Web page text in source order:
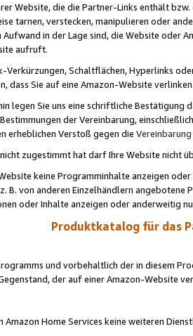
Website, die die Partner-Links enthält
tarnen, verstecken, manipulieren oder
in der Lage sind, die Website oder
aufruft.
Verkürzungen, Schaltflächen, Hyperlinks
dass Sie auf eine Amazon-Website
legen Sie uns eine schriftliche
der Vereinbarung,
erheblichen Verstoß gegen die Vereinbarung
zugestimmt hat darf Ihre Website nicht
keine Programminhalte anzeigen
B. von anderen Einzelhändlern
oder Inhalte anzeigen oder anderweitig
Produktkatalog für das
und vorbehaltlich der in diesem
der auf einer Amazon-Website
Amazon Home Services keine weiteren